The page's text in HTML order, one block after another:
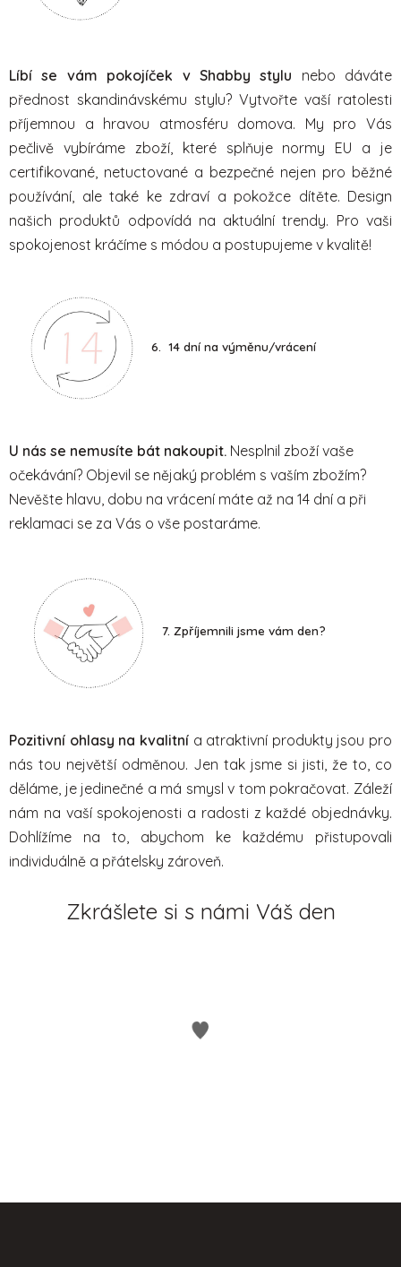
Líbí se vám pokojíček v Shabby stylu nebo dáváte
přednost skandinávskému stylu? Vytvořte vaší ratolesti
příjemnou a hravou atmosféru domova. My pro Vás
pečlivě vybíráme zboží, které splňuje normy EU a je
certifikované, netuctované a bezpečné nejen pro běžné
používání, ale také ke zdraví a pokožce dítěte. Design
našich produktů odpovídá na aktuální trendy. Pro vaši
spokojenost kráčíme s módou a postupujeme v kvalitě!
6. 14 dní na výměnu/vrácení
U nás se nemusíte bát nakoupit. Nesplnil zboží vaše
očekávání? Objevil se nějaký problém s vaším zbožím?
Nevěšte hlavu, dobu na vrácení máte až na 14 dní a při
reklamaci se za Vás o vše postaráme.
7. Zpříjemnili jsme vám den?
Pozitivní ohlasy na kvalitnía atraktivní produkty jsou pro
nás tou největší odměnou. Jen tak jsme si jisti, že to, co
děláme, je jedinečné a má smysl v tom pokračovat. Záleží
nám na vaší spokojenosti a radosti z každé objednávky.
Dohlížíme na to, abychom ke každému přistupovali
individuálně a přátelsky zároveň.
Zkrášlete si s námi Váš den